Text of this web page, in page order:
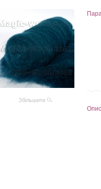
Збільшити
Опис